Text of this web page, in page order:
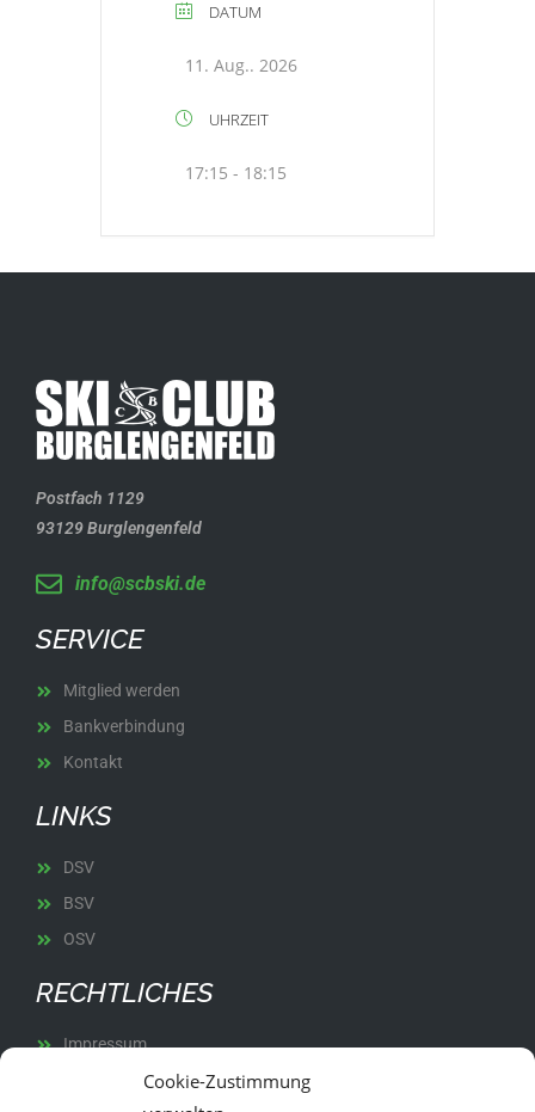
Cookie-Zustimmung
DATUM
11. Aug.. 2026
UHRZEIT
17:15 - 18:15
Postfach 1129
93129 Burglengenfeld
info@scbski.de
SERVICE
Mitglied werden
Bankverbindung
Kontakt
LINKS
DSV
BSV
OSV
RECHTLICHES
Impressum
Datenschutz